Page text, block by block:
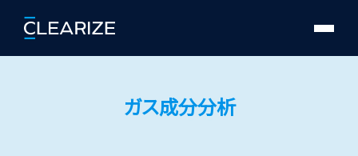
ガス成分分析